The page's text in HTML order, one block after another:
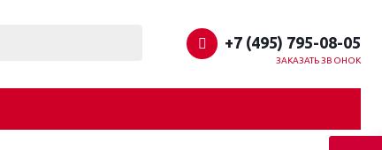
+7 (495) 795-08-05
ЗАКАЗАТЬ ЗВОНОК